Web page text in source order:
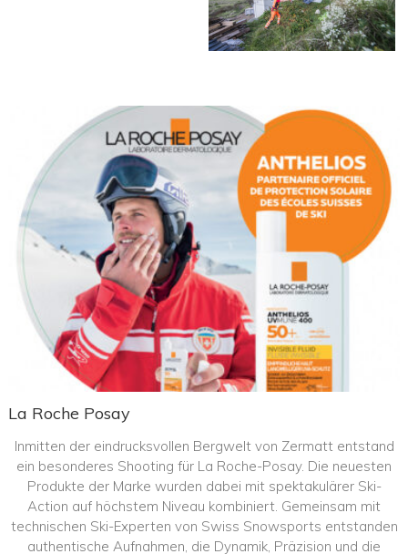
La Roche Posay
Inmitten der eindrucksvollen Bergwelt von Zermatt entstand
ein besonderes Shooting für La Roche-Posay. Die neuesten
Produkte der Marke wurden dabei mit spektakulärer Ski-
Action auf höchstem Niveau kombiniert. Gemeinsam mit
technischen Ski-Experten von Swiss Snowsports entstanden
authentische Aufnahmen, die Dynamik, Präzision und die